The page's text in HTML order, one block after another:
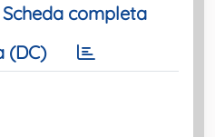
Scheda completa
(DC)